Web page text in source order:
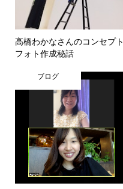
高橋わかなさんのコンセプト
フォト作成秘話
ブログ